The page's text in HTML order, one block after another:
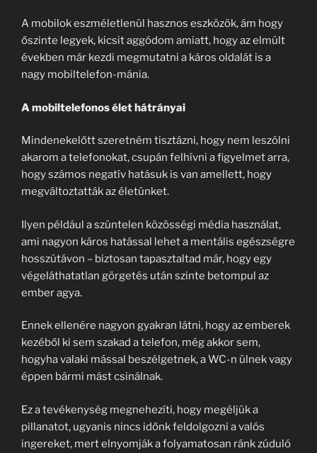
A mobilok eszméletlenül hasznos eszközök, ám hogy
őszinte legyek, kicsit aggódom amiatt, hogy az elmúlt
években már kezdi megmutatni a káros oldalát is a
nagy mobiltelefon-mánia.
A mobiltelefonos élet hátrányai
Mindenekelőtt szeretném tisztázni, hogy nem leszólni
akarom a telefonokat, csupán felhívni a figyelmet arra,
hogy számos negatív hatásuk is van amellett, hogy
megváltoztatták az életünket.
Ilyen például a szüntelen közösségi média használat,
ami nagyon káros hatással lehet a mentális egészségre
hosszútávon – biztosan tapasztaltad már, hogy egy
végeláthatatlan görgetés után szinte betompul az
ember agya.
Ennek ellenére nagyon gyakran látni, hogy az emberek
kezéből ki sem szakad a telefon, még akkor sem,
hogyha valaki mással beszélgetnek, a WC-n ülnek vagy
éppen bármi mást csinálnak.
Ez a tevékenység megnehezíti, hogy megéljük a
pillanatot, ugyanis nincs időnk feldolgozni a valós
ingereket, mert elnyomják a folyamatosan ránk zúduló